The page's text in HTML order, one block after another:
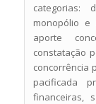
categorias:
monopólio
aporte
constatação
concorrência
pacificada
financeiras,